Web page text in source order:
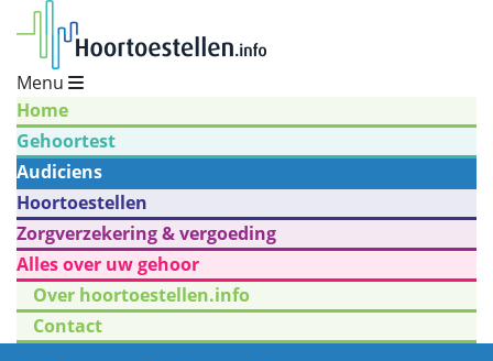
Menu
Home
Gehoortest
Audiciens
Hoortoestellen
Zorgverzekering & vergoeding
Alles over uw gehoor
Over hoortoestellen.info
Contact